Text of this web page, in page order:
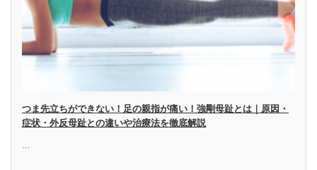
つま先立ちができない！足の親指が痛い！強剛母趾とは｜原因・
症状・外反母趾との違いや治療法を徹底解説